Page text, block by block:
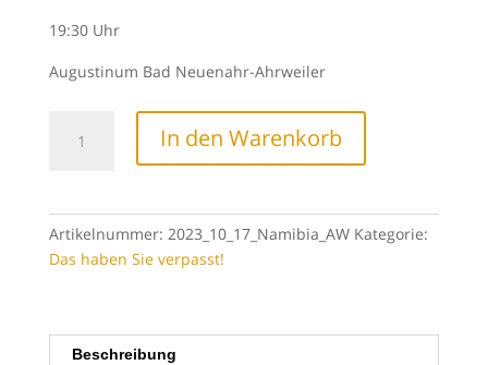
19:30 Uhr
Augustinum Bad Neuenahr-Ahrweiler
Menge
In den Warenkorb
Artikelnummer: 2023_10_17_Namibia_AW Kategorie:
Das haben Sie verpasst!
Beschreibung